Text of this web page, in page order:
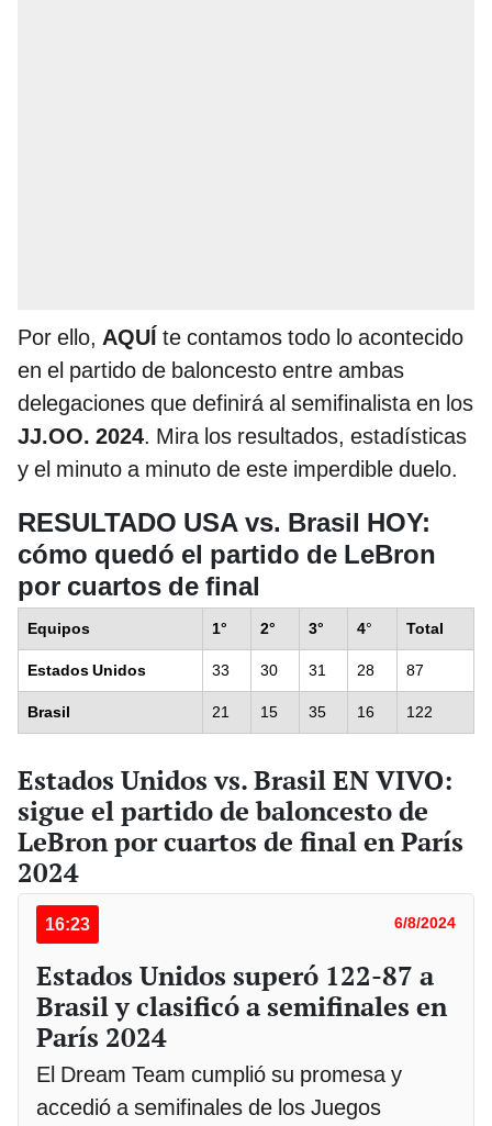
Por ello, AQUÍ te contamos todo lo acontecido
en el partido de baloncesto entre ambas
delegaciones que definirá al semifinalista en los
JJ.OO. 2024. Mira los resultados, estadísticas
y el minuto a minuto de este imperdible duelo.
RESULTADO USA vs. Brasil HOY:
cómo quedó el partido de LeBron
por cuartos de final
Equipos 1° 2° 3° 4° Total
Estados Unidos 33 30 31 28 87
Brasil 21 15 35 16 122
Estados Unidos vs. Brasil EN VIVO:
sigue el partido de baloncesto de
LeBron por cuartos de final en París
2024
16:23 6/8/2024
Estados Unidos superó 122-87 a
Brasil y clasificó a semifinales en
París 2024
El Dream Team cumplió su promesa y
accedió a semifinales de los Juegos